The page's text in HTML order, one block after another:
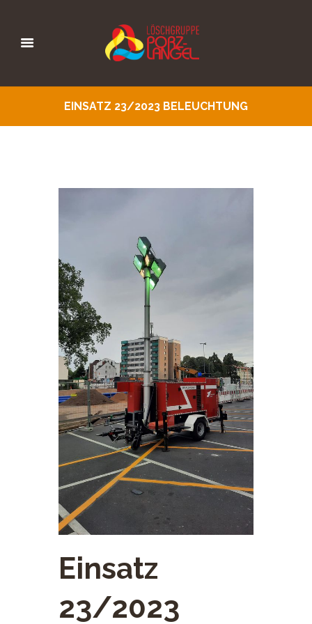
EINSATZ 23/2023 BELEUCHTUNG
Einsatz
23/2023